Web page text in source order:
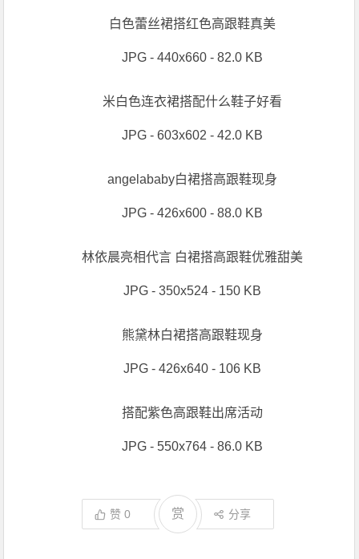
白色蕾丝裙搭红色高跟鞋真美
JPG - 440x660 - 82.0 KB
米白色连衣裙搭配什么鞋子好看
JPG - 603x602 - 42.0 KB
angelababy白裙搭高跟鞋现身
JPG - 426x600 - 88.0 KB
林依晨亮相代言 白裙搭高跟鞋优雅甜美
JPG - 350x524 - 150 KB
熊黛林白裙搭高跟鞋现身
JPG - 426x640 - 106 KB
搭配紫色高跟鞋出席活动
JPG - 550x764 - 86.0 KB
赞0 赏 分享